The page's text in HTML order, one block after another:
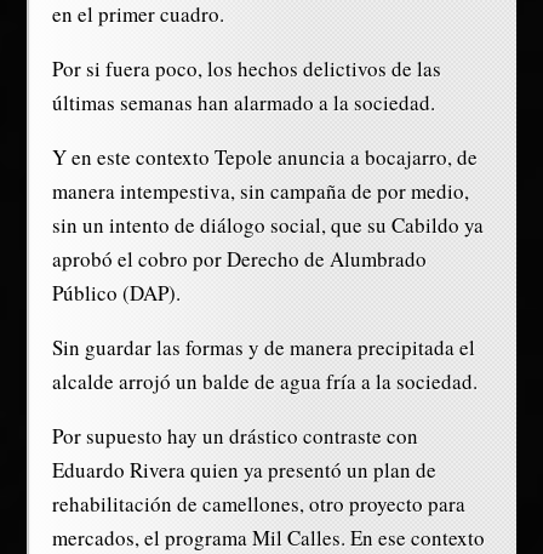
en el primer cuadro.
Por si fuera poco, los hechos delictivos de las
últimas semanas han alarmado a la sociedad.
Y en este contexto Tepole anuncia a bocajarro, de
manera intempestiva, sin campaña de por medio,
sin un intento de diálogo social, que su Cabildo ya
aprobó el cobro por Derecho de Alumbrado
Público (DAP).
Sin guardar las formas y de manera precipitada el
alcalde arrojó un balde de agua fría a la sociedad.
Por supuesto hay un drástico contraste con
Eduardo Rivera quien ya presentó un plan de
rehabilitación de camellones, otro proyecto para
mercados, el programa Mil Calles. En ese contexto